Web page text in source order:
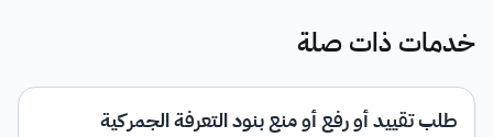
خدمات ذات صلة
طلب تقييد أو رفع أو منع بنود التعرفة الجمركية